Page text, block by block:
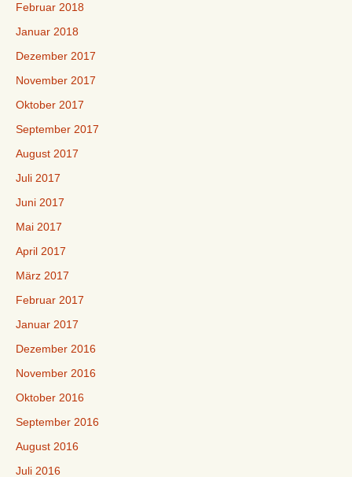
Februar 2018
Januar 2018
Dezember 2017
November 2017
Oktober 2017
September 2017
August 2017
Juli 2017
Juni 2017
Mai 2017
April 2017
März 2017
Februar 2017
Januar 2017
Dezember 2016
November 2016
Oktober 2016
September 2016
August 2016
Juli 2016